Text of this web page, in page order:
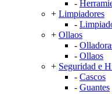
-
+ Limpiadores
-
+ Ollaos
-
- Ollaos
+ Seguridad e
- Cascos
- Guantes